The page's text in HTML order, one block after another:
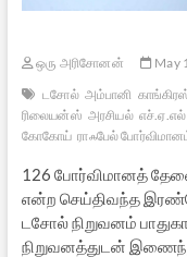
ஒரு அரிசோனன்
May
டசோல் அம்பானி
ரிலையன்ஸ் அரசியல் எச்.ஏ.எல்
கோகோய் ராஃபேல்
126 போர்விமானத்
என்ற செய்திவந்த
டசோல் நிறுவனம்
நிறுவனத்துடன்